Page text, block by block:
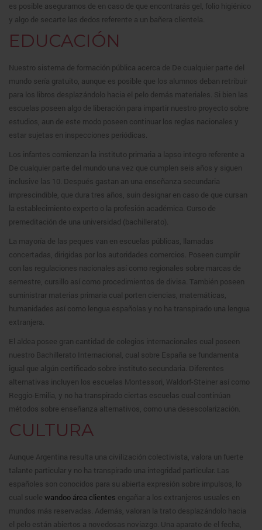
es posible asegurarnos de en caso de que encontrarás gel, folio higiénico
y algo de secarte las dedos referente a un bañera clientela.
EDUCACIÓN
Nuestro sistema de formación pública acerca de De cualquier parte del
mundo serí­a gratuito, aunque es posible que los alumnos deban retribuir
para los libros desplazándolo hacia el pelo demás materiales. Si bien las
escuelas poseen algo de liberación para impartir nuestro proyecto sobre
estudios, aun de este modo poseen continuar los reglas nacionales y
estar sujetas en inspecciones periódicas.
Los infantes comienzan la instituto primaria a lapso integro referente a
De cualquier parte del mundo una vez que cumplen seis años y siguen
inclusive las 10. Después gastan an una enseñanza secundaria
imprescindible, que dura tres años, suin designar en caso de que cursan
la establecimiento experto o la profesión académica. Curso de
premeditación de una universidad (bachillerato).
La mayoría de las peques van en escuelas públicas, llamadas
concertadas, dirigidas por los autoridades comercios. Poseen cumplir
con las regulaciones nacionales así­ como regionales sobre marcas de
semestre, cursillo así­ como procedimientos de divisa. También poseen
suministrar materias primaria cual porten ciencias, matemáticas,
humanidades así­ como lengua españolas y no ha transpirado una lengua
extranjera.
El aldea posee gran cantidad de colegios internacionales cual poseen
nuestro Bachillerato Internacional, cual sobre España se fundamenta
igual que algún certificado sobre instituto secundaria. Diferentes
alternativas incluyen los escuelas Montessori, Waldorf-Steiner así­ como
Reggio-Emilia, y no ha transpirado ciertas escuelas cual continúan
métodos sobre enseñanza alternativos, como una desescolarización.
CULTURA
Aunque Argentina resulta una civilización colectivista, valora un fuerte
talante particular y no ha transpirado una integridad particular. Las
españoles son conocidos para su abierta expresión sobre impulsos, lo
cual suele wandoo área clientes engañar a los extranjeros usuales en
mundos más reservadas. Además, valoran la trato desplazándolo hacia
el pelo están abiertos a novedosas noviazgo. Una aparato de el fecha,